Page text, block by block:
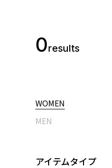
0results
WOMEN
MEN
アイテムタイプ